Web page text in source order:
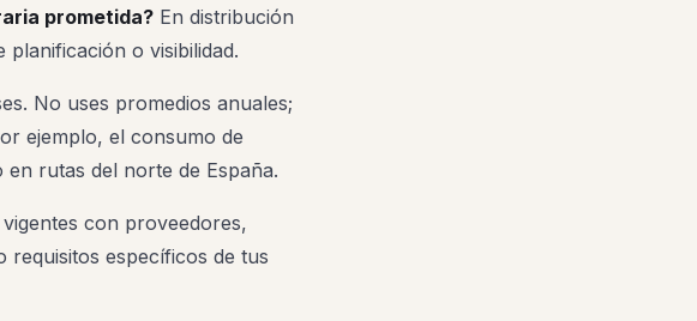
prometida? En distribución
o visibilidad.
No uses promedios anuales;
ejemplo, el consumo de
rutas del norte de España.
con proveedores,
requisitos específicos de tus